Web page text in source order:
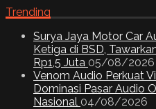
Trending
Surya Jaya Motor Car
Ketiga di BSD,
Rp1,5 Juta 05/08/2026
Venom Audio Perkuat
Dominasi Pasar Audio
Nasional 04/08/2026